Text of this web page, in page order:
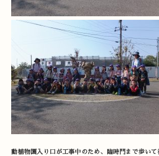
動植物園入り口が工事中のため、臨時門まで歩い